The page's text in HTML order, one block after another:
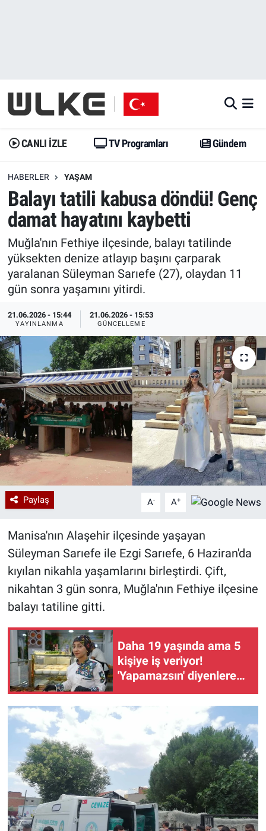
CANLI İZLE TV Programları Gündem
HABERLER YAŞAM
Balayı tatili kabusa döndü! Genç
damat hayatını kaybetti
Muğla'nın Fethiye ilçesinde, balayı tatilinde
yüksekten denize atlayıp başını çarparak
yaralanan Süleyman Sarıefe (27), olaydan 11
gün sonra yaşamını yitirdi.
21.06.2026 - 15:44
YAYINLANMA
21.06.2026 - 15:53
GÜNCELLEME
Paylaş A- A+
Manisa'nın Alaşehir ilçesinde yaşayan
Süleyman Sarıefe ile Ezgi Sarıefe, 6 Haziran'da
kıyılan nikahla yaşamlarını birleştirdi. Çift,
nikahtan 3 gün sonra, Muğla'nın Fethiye ilçesine
balayı tatiline gitti.
Daha 19 yaşında ama 5
kişiye iş veriyor!
'Yapamazsın' diyenlere
Gündem
Dünya
Erişim Bilgileri
Ekonomi
Trend
Özel Haberler
Yazarlar
Gündem
Trend
Erişim Bilgileri
Spor
Ekonomi
Dünya
Medya
Özel Haberler
Kadın
Erişim Bilgileri
Sağlık
Teknoloji
Ramazan
İstanbul Namaz Vakitleri
Trafik Durumu
Erişim Bilgileri
Tüm Manşetler
Son Dakika Haberleri
Haber Arşivi